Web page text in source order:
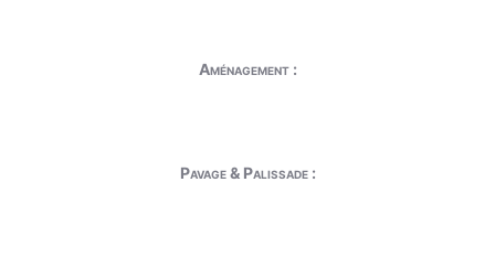
Aménagement :
Pavage & Palissade :